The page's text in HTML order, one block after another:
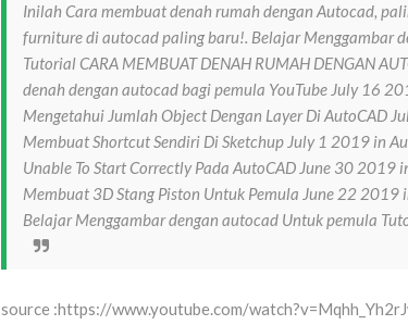
Inilah Cara membuat denah rumah dengan Autocad,
furniture di autocad paling baru!. Belajar Menggambar
Tutorial CARA MEMBUAT DENAH RUMAH DENGAN
denah dengan autocad bagi pemula YouTube July 16
Mengetahui Jumlah Object Dengan Layer Di AutoCAD
Membuat Shortcut Sendiri Di Sketchup July 1 2019 in
Unable To Start Correctly Pada AutoCAD June 30 2019
Membuat 3D Stang Piston Untuk Pemula June 22 2019
Belajar Menggambar dengan autocad Untuk pemula
source :https://www.youtube.com/